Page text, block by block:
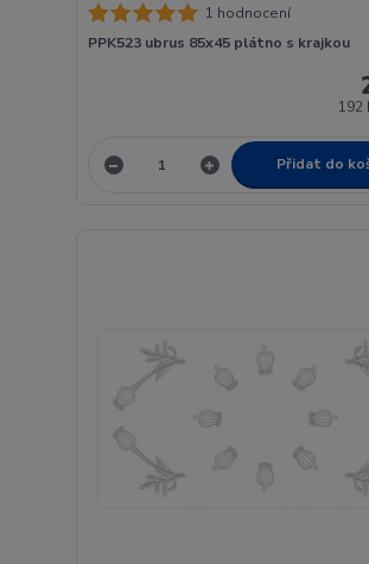
1 hodnocení
PPK523 ubrus 85x45 plátno s krajkou
192
Přidat do